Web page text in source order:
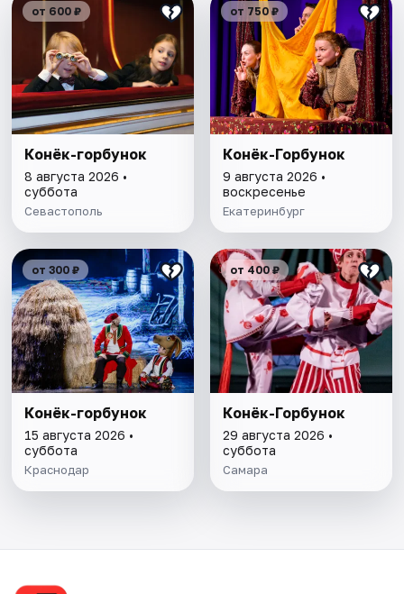
от 600 ₽
Конёк-горбунок
8 августа 2026 •
суббота
Севастополь
от 750 ₽
Конёк-Горбунок
9 августа 2026 •
воскресенье
Екатеринбург
от 300 ₽
Конёк-горбунок
15 августа 2026 •
суббота
Краснодар
от 400 ₽
Конёк-Горбунок
29 августа 2026 •
суббота
Самара